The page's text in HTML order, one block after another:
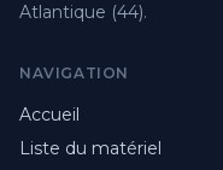
Atlantique (44).
NAVIGATION
Accueil
Liste du matériel